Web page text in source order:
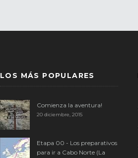
LOS MÁS POPULARES
Comienza la aventura!
20 diciembre, 2015
Etapa 00 - Los preparativos
para ir a Cabo Norte (La